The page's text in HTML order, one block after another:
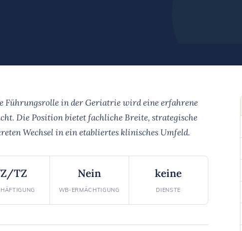
Führungsrolle in der Geriatrie wird eine erfahrene
Die Position bietet fachliche Breite, strategische
Wechsel in ein etabliertes klinisches Umfeld.
TZ Nein
WB-ERMÄCHTIGUNG
keine
DIENSTE